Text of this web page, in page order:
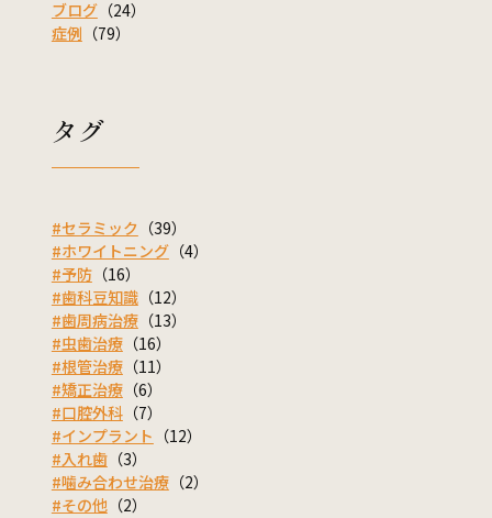
ブログ（24）
症例 （79）
タグ
#セラミック （39）
#ホワイトニング（4）
#予防（16）
#歯科豆知識（12）
#歯周病治療（13）
#虫歯治療（16）
#根管治療（11）
#矯正治療（6）
#口腔外科（7）
#インプラント （12）
#入れ歯（3）
#噛み合わせ治療（2）
#その他（2）